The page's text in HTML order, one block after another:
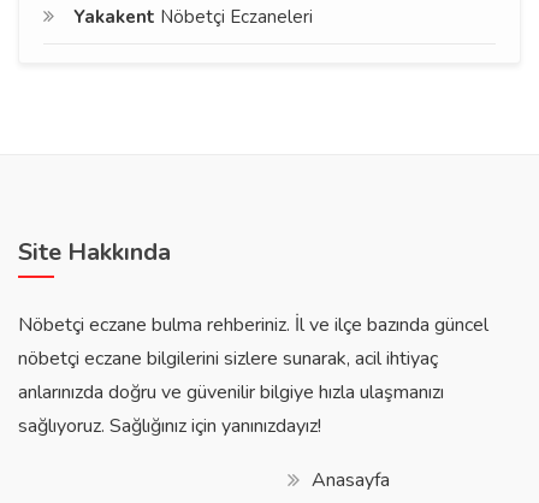
Yakakent Nöbetçi Eczaneleri
Site Hakkında
Nöbetçi eczane bulma rehberiniz. İl ve ilçe bazında güncel
nöbetçi eczane bilgilerini sizlere sunarak, acil ihtiyaç
anlarınızda doğru ve güvenilir bilgiye hızla ulaşmanızı
sağlıyoruz. Sağlığınız için yanınızdayız!
Anasayfa